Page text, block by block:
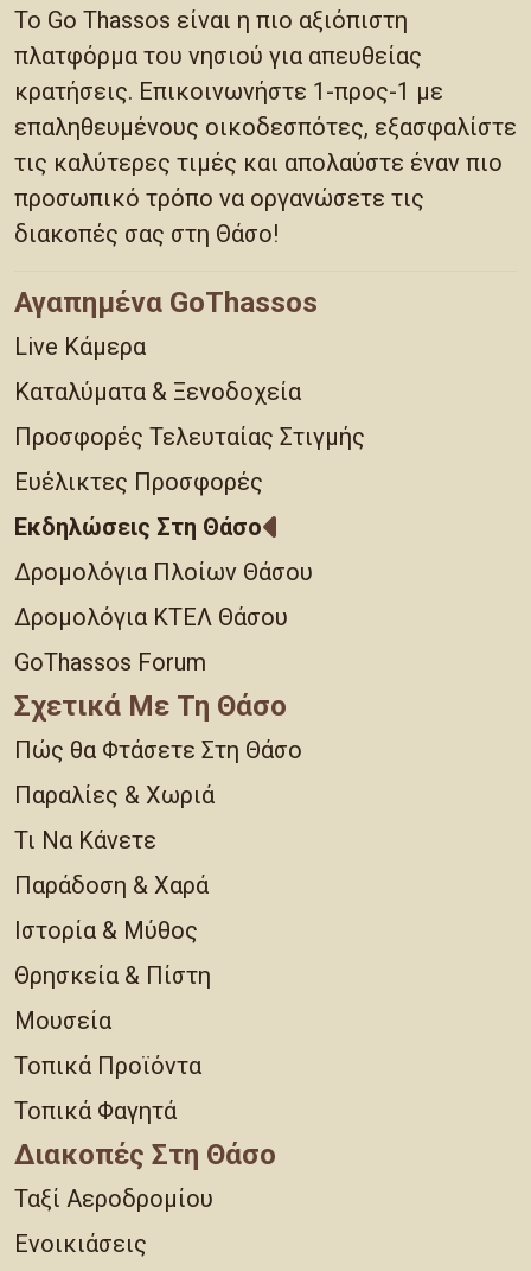
Το Go Thassos είναι η πιο αξιόπιστη
πλατφόρμα του νησιού για απευθείας
κρατήσεις. Επικοινωνήστε 1-προς-1 με
επαληθευμένους οικοδεσπότες, εξασφαλίστε
τις καλύτερες τιμές και απολαύστε έναν πιο
προσωπικό τρόπο να οργανώσετε τις
διακοπές σας στη Θάσο!
Αγαπημένα GoThassos
Live Κάμερα
Καταλύματα & Ξενοδοχεία
Προσφορές Τελευταίας Στιγμής
Ευέλικτες Προσφορές
Εκδηλώσεις Στη Θάσο
Δρομολόγια Πλοίων Θάσου
Δρομολόγια ΚΤΕΛ Θάσου
GoThassos Forum
Σχετικά Με Τη Θάσο
Πώς θα Φτάσετε Στη Θάσο
Παραλίες & Χωριά
Τι Να Κάνετε
Παράδοση & Χαρά
Ιστορία & Μύθος
Θρησκεία & Πίστη
Μουσεία
Τοπικά Προϊόντα
Τοπικά Φαγητά
Διακοπές Στη Θάσο
Ταξί Αεροδρομίου
Ενοικιάσεις